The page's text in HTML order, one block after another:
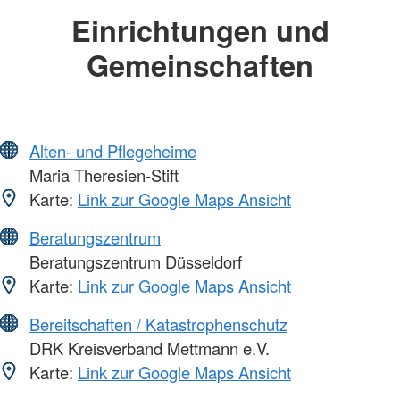
Einrichtungen und
Gemeinschaften
Alten- und Pflegeheime
Maria Theresien-Stift
Karte: Link zur Google Maps Ansicht
Beratungszentrum
Beratungszentrum Düsseldorf
Karte: Link zur Google Maps Ansicht
Bereitschaften / Katastrophenschutz
DRK Kreisverband Mettmann e.V.
Karte: Link zur Google Maps Ansicht